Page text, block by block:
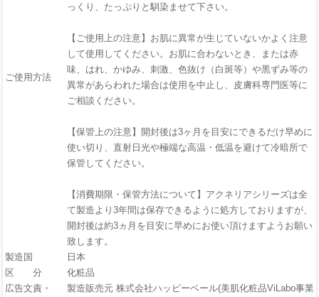
ご使用方法
っくり、たっぷりと馴染ませて下さい。
【ご使用上の注意】お肌に異常が生じていないかよく注意
して使用してください。お肌に合わないとき、または赤
味、はれ、かゆみ、刺激、色抜け（白斑等）や黒ずみ等の
異常があらわれた場合は使用を中止し、皮膚科専門医等に
ご相談ください。
【保管上の注意】開封後は3ヶ月を目安にできるだけ早めに
使い切り、直射日光や極端な高温・低温を避けて冷暗所で
保管してください。
【消費期限・保管方法について】アクネリアシリーズは全
て製造より3年間は保存できるように処方しておりますが、
開封後は約3ヵ月を目安に早めにお使い頂けますようお願い
致します。
製造国
日本
区 分
化粧品
広告文責・
製造販売元 株式会社ハッピーベール(美肌化粧品ViLabo事業